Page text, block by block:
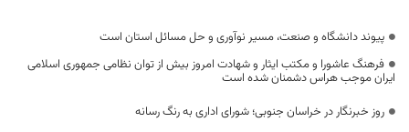
پیوند دانشگاه و صنعت، مسیر نوآوری و حل مسائل استان است
فرهنگ عاشورا و مکتب ایثار و شهادت امروز بیش از توان نظامی جمهوری اسلامی
ایران موجب هراس دشمنان شده است
روز خبرنگار در خراسان جنوبی؛ شورای اداری به رنگ رسانه